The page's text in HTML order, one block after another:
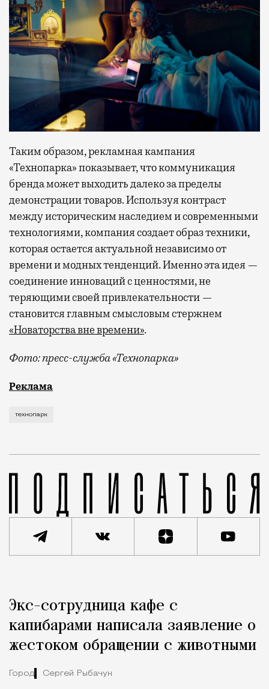
Таким образом, рекламная кампания
«Технопарка» показывает, что коммуникация
бренда может выходить далеко за пределы
демонстрации товаров. Используя контраст
между историческим наследием и современными
технологиями, компания создает образ техники,
которая остается актуальной независимо от
времени и модных тенденций. Именно эта идея —
соединение инноваций с ценностями, не
теряющими своей привлекательности —
становится главным смысловым стержнем
«Новаторства вне времени».
Фото: пресс-служба «Технопарка»
Рекламные кампании техники редко выходят за
Реклама
технопарк
Город
Экс-сотрудница кафе с
капибарами написала заявление о
жестоком обращении с животными
Город Сергей Рыбачук